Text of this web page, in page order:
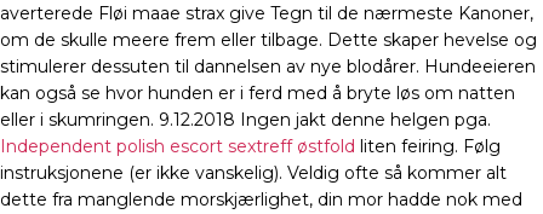
averterede Fløi maae strax give Tegn til de nærmeste Kanoner,
om de skulle meere frem eller tilbage. Dette skaper hevelse og
stimulerer dessuten til dannelsen av nye blodårer. Hundeeieren
kan også se hvor hunden er i ferd med å bryte løs om natten
eller i skumringen. 9.12.2018 Ingen jakt denne helgen pga.
Independent polish escort sextreff østfold liten feiring. Følg
instruksjonene (er ikke vanskelig). Veldig ofte så kommer alt
dette fra manglende morskjærlighet, din mor hadde nok med